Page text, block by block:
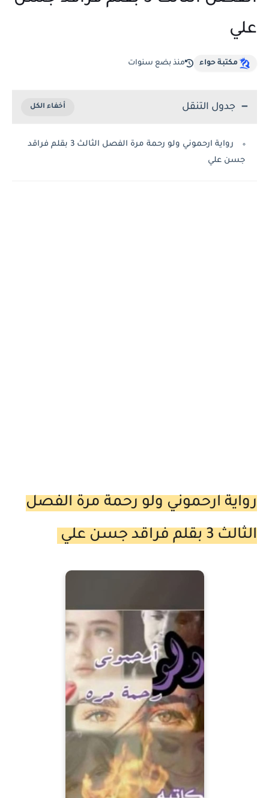
علي
مكتبة حواء منذ بضع سنوات
جدول التنقل
رواية ارحموني ولو رحمة مرة الفصل الثالث 3 بقلم فراقد
جسن علي
رواية ارحموني ولو رحمة مرة الفصل
الثالث 3 بقلم فراقد جسن علي